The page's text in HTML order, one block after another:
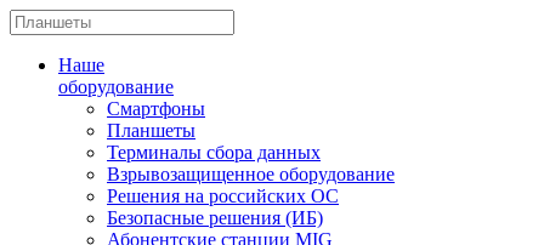
Наше
оборудование
Смартфоны
Планшеты
Терминалы сбора данных
Взрывозащищенное оборудование
Решения на российских ОС
Безопасные решения (ИБ)
Абонентские станции MIG